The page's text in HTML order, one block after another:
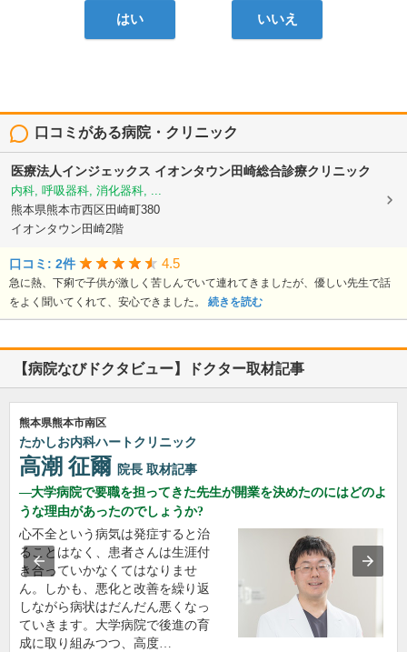
はい いいえ
口コミがある病院・クリニック
医療法人インジェックス イオンタウン田崎総合診療クリニック
内科, 呼吸器科, 消化器科, ...
熊本県熊本市西区田崎町380
イオンタウン田崎2階
口コミ: 2件 4.5
急に熱、下痢で子供が激しく苦しんでいて連れてきましたが、優しい先生で話
をよく聞いてくれて、安心できました。 続きを読む
【病院なびドクタビュー】ドクター取材記事
熊本県熊本市南区
たかしお内科ハートクリニック
高潮 征爾 院長 取材記事
大学病院で要職を担ってきた先生が開業を決めたのにはどのよ
うな理由があったのでしょうか?
心不全という病気は発症すると治
ることはなく、患者さんは生涯付
き合っていかなくてはなりませ
ん。しかも、悪化と改善を繰り返
しながら病状はだんだん悪くなっ
ていきます。大学病院で後進の育
成に取り組みつつ、高度…